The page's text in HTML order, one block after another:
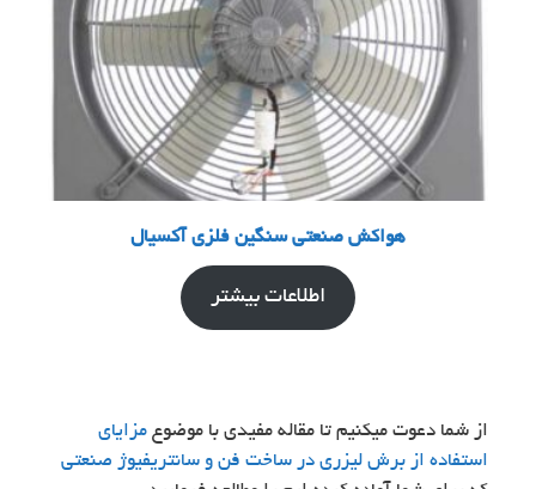
هواکش صنعتی سنگین فلزی آکسیال
اطلاعات بیشتر
از شما دعوت میکنیم تا مقاله مفیدی با موضوع مزایای
استفاده از برش لیزری در ساخت فن‌ و سانتریفیوژ صنعتی